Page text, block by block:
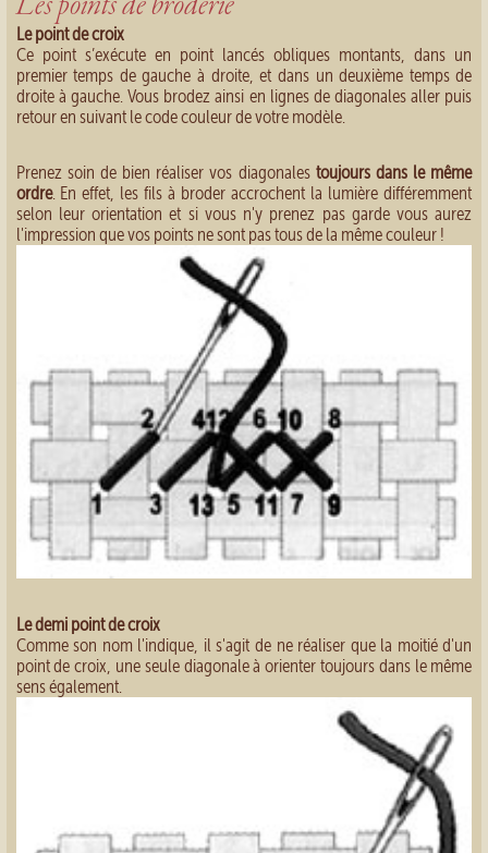
Le point de croix
Ce point s’exécute en point lancés obliques montants, dans un
premier temps de gauche à droite, et dans un deuxième temps de
droite à gauche. Vous brodez ainsi en lignes de diagonales aller puis
retour en suivant le code couleur de votre modèle.
Prenez soin de bien réaliser vos diagonales toujours dans le même
ordre. En effet, les fils à broder accrochent la lumière différemment
selon leur orientation et si vous n'y prenez pas garde vous aurez
l'impression que vos points ne sont pas tous de la même couleur !
Le demi point de croix
Comme son nom l'indique, il s'agit de ne réaliser que la moitié d'un
point de croix, une seule diagonale à orienter toujours dans le même
sens également.